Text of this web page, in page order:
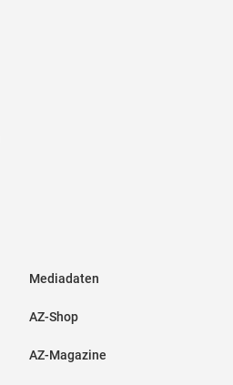
Mediadaten
AZ-Shop
AZ-Magazine